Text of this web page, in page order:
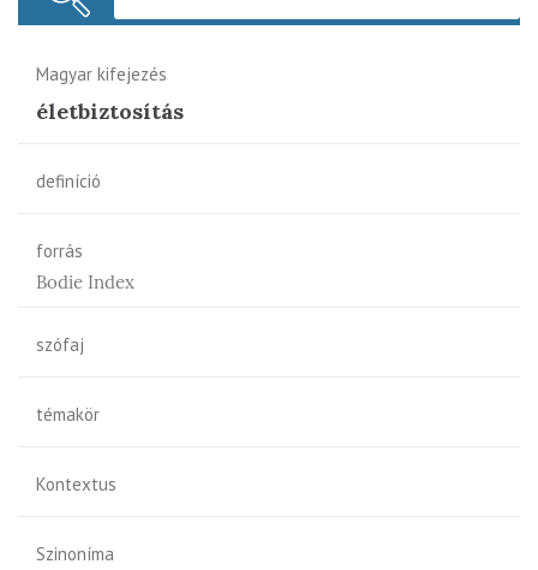
Magyar kifejezés
életbiztosítás
definíció
forrás
Bodie Index
szófaj
témakör
Kontextus
Szinoníma